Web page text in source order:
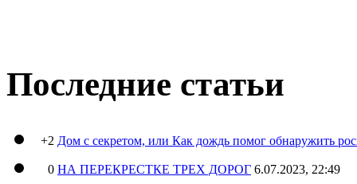
Последние статьи
+2 Дом с секретом, или Как дождь помог обнаружить
0 НА ПЕРЕКРЕСТКЕ ТРЕХ ДОРОГ 6.07.2023, 22:49